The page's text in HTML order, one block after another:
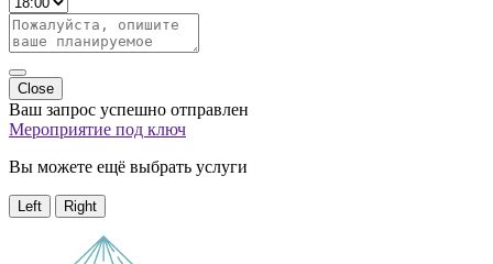
Close
Ваш запрос успешно отправлен
Мероприятие под ключ
Вы можете ещё выбрать услуги
Left Right